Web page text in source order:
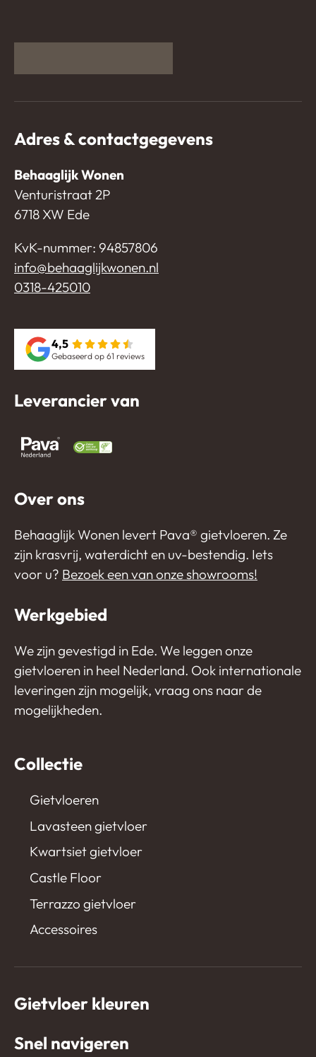
Adres & contactgegevens
Behaaglijk Wonen
Venturistraat 2P
6718 XW Ede
KvK-nummer: 94857806
info@behaaglijkwonen.nl
0318-425010
4,5
Gebaseerd op 61 reviews
Leverancier van
Over ons
Behaaglijk Wonen levert Pava®️ gietvloeren. Ze
zijn krasvrij, waterdicht en uv-bestendig. Iets
voor u? Bezoek een van onze showrooms!
Werkgebied
We zijn gevestigd in Ede. We leggen onze
gietvloeren in heel Nederland. Ook internationale
leveringen zijn mogelijk, vraag ons naar de
mogelijkheden.
Collectie
Gietvloeren
Lavasteen gietvloer
Kwartsiet gietvloer
Castle Floor
Terrazzo gietvloer
Accessoires
Gietvloer kleuren
Snel navigeren